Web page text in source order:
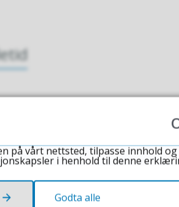
vårt nettsted, tilpasse innhold
i henhold til denne
Godta alle